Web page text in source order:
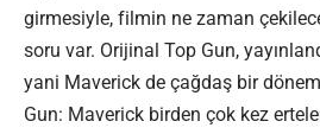
girmesiyle, filmin ne zaman
soru var. Orijinal Top Gun,
yani Maverick de çağdaş bir
Gun: Maverick birden çok kez